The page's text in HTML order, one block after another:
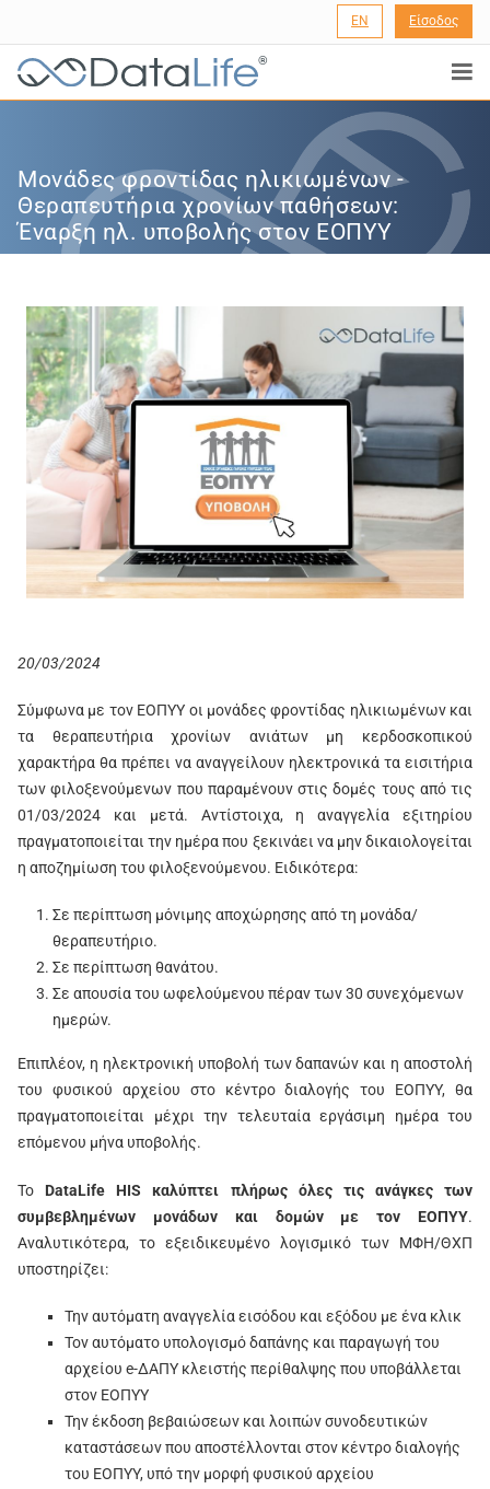
EN Είσοδος
®
Μονάδες φροντίδας ηλικιωμένων -
Θεραπευτήρια χρονίων παθήσεων:
Έναρξη ηλ. υποβολής στον ΕΟΠΥΥ
20/03/2024
Σύμφωνα με τον ΕΟΠΥΥ οι μονάδες φροντίδας ηλικιωμένων και
τα θεραπευτήρια χρονίων ανιάτων μη κερδοσκοπικού
χαρακτήρα θα πρέπει να αναγγείλουν ηλεκτρονικά τα εισιτήρια
των φιλοξενούμενων που παραμένουν στις δομές τους από τις
01/03/2024 και μετά. Αντίστοιχα, η αναγγελία εξιτηρίου
πραγματοποιείται την ημέρα που ξεκινάει να μην δικαιολογείται
η αποζημίωση του φιλοξενούμενου. Ειδικότερα:
Σε περίπτωση μόνιμης αποχώρησης από τη μονάδα/
θεραπευτήριο.
Σε περίπτωση θανάτου.
Σε απουσία του ωφελούμενου πέραν των 30 συνεχόμενων
ημερών.
Επιπλέον, η ηλεκτρονική υποβολή των δαπανών και η αποστολή
του φυσικού αρχείου στο κέντρο διαλογής του ΕΟΠΥΥ, θα
πραγματοποιείται μέχρι την τελευταία εργάσιμη ημέρα του
επόμενου μήνα υποβολής.
Το DataLife HIS καλύπτει πλήρως όλες τις ανάγκες των
συμβεβλημένων μονάδων και δομών με τον ΕΟΠΥΥ.
Αναλυτικότερα, το εξειδικευμένο λογισμικό των ΜΦΗ/ΘΧΠ
υποστηρίζει:
Την αυτόματη αναγγελία εισόδου και εξόδου με ένα κλικ
Τον αυτόματο υπολογισμό δαπάνης και παραγωγή του
αρχείου e-ΔΑΠΥ κλειστής περίθαλψης που υποβάλλεται
στον ΕΟΠΥΥ
Την έκδοση βεβαιώσεων και λοιπών συνοδευτικών
καταστάσεων που αποστέλλονται στον κέντρο διαλογής
του ΕΟΠΥΥ, υπό την μορφή φυσικού αρχείου